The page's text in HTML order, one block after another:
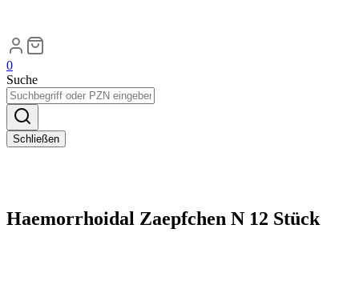
0
Suche
Schließen
Haemorrhoidal Zaepfchen N 12 Stück